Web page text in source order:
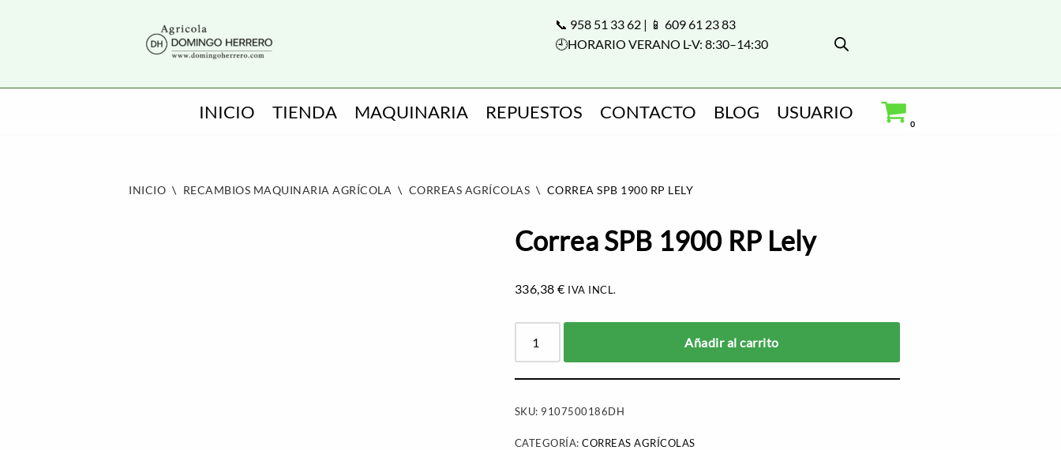
📞 958 51 33 62 | 📱 609 61 23 83
🕘HORARIO VERANO L-V: 8:30–14:30
INICIO TIENDA MAQUINARIA REPUESTOS CONTACTO BLOG USUARIO
0
INICIO \ RECAMBIOS MAQUINARIA AGRÍCOLA \ CORREAS AGRÍCOLAS \ CORREA SPB 1900 RP LELY
Correa SPB 1900 RP Lely
336,38€ IVA INCL.
Añadir al carrito
SKU: 9107500186DH
CATEGORÍA:CORREAS AGRÍCOLAS